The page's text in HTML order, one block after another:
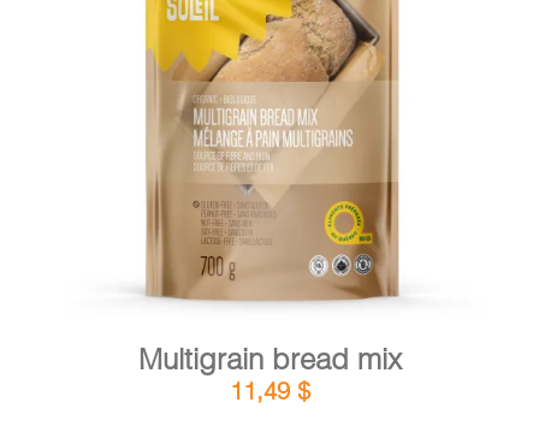
ADD TO CART / DETAILS
Multigrain bread mix
11,49 $